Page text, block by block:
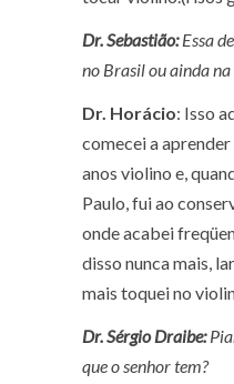
Dr. Sebastião:Essa
no Brasil ou ainda
Dr. Horácio: Isso
comecei a
anos violino e,
Paulo, fui ao
onde acabei
disso nunca mais,
mais toquei no
Dr. Sérgio Draibe:
que o senhor tem?